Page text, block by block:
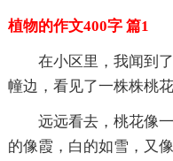
植物的作文400字 篇1
在小区里，我闻到
幢边，看见了一株株桃花
远远看去，桃花像
的像霞，白的如雪，又